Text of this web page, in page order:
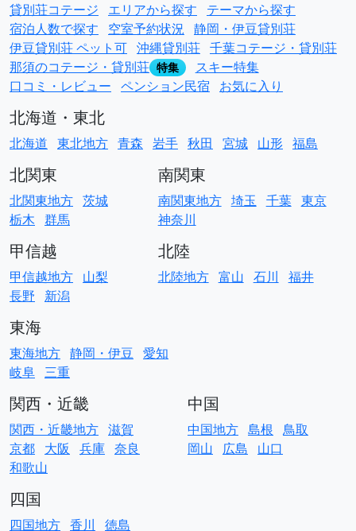
貸別荘コテージ エリアから探す
テーマから探す
宿泊人数で探す
空室予約状況 静岡・伊豆貸別荘
伊豆貸別荘 ペット可 沖縄貸別荘 千葉コテージ・貸別荘
那須のコテージ・貸別荘 特集
スキー特集
口コミ・レビュー ペンション民宿 お気に入り
北海道・東北
北海道 東北地方 青森 岩手 秋田 宮城 山形 福島
北関東
北関東地方 茨城
栃木 群馬
南関東
南関東地方 埼玉 千葉 東京
神奈川
甲信越
甲信越地方 山梨
長野
新潟
北陸
北陸地方 富山 石川 福井
東海
東海地方 静岡・伊豆 愛知
岐阜 三重
関西・近畿
関西・近畿地方 滋賀
京都 大阪 兵庫 奈良
和歌山
中国
中国地方 島根 鳥取
岡山
広島 山口
四国
四国地方 香川 徳島